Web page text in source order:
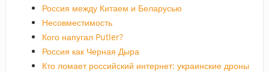
Россия между Китаем и Беларусью
Несовместимость
Кого напугал Putler?
Россия как Черная Дыра
Кто ломает российский интернет: украинские дроны